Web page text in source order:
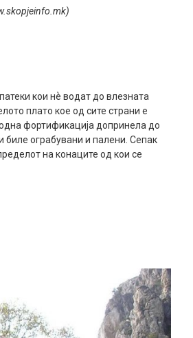
кои нѐ водат до влезната
плато кое од сите страни е
фортификација допринела до
биле ограбувани и палени. Сепак
на конаците од кои се